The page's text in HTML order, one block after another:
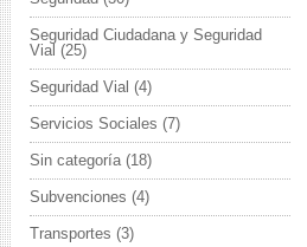
Seguridad Ciudadana y Seguridad
Vial (25)
Seguridad Vial (4)
Servicios Sociales (7)
Sin categoría(18)
Subvenciones (4)
Transportes (3)